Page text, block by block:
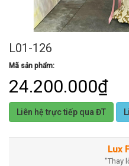
L01-126
Mã sản phẩm:
24.200.000₫
Liên hệ trực tiếp qua ĐT
Lux
"Thay